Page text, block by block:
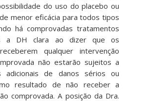
do uso do placebo ou
menor eficácia para todos tipos
há comprovadas tratamentos
a DH clara ao dizer que os
qualquer intervenção
não estarão sujeitos a
adicionais de danos sérios ou
resultado de não receber a
comprovada. A posição da Dra.